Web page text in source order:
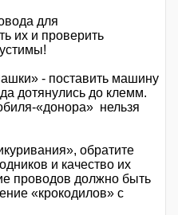
для
их и проверить
- поставить машину
дотянулись до клемм.
«донора» нельзя
обратите
и качество их
проводов должно быть
«крокодилов» с